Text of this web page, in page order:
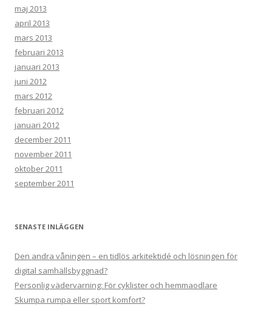
maj 2013
april 2013
mars 2013
februari 2013
januari 2013
juni 2012
mars 2012
februari 2012
januari 2012
december 2011
november 2011
oktober 2011
september 2011
SENASTE INLÄGGEN
Den andra våningen – en tidlös arkitektidé och lösningen för
digital samhällsbyggnad?
Personlig vädervarning: För cyklister och hemmaodlare
Skumpa rumpa eller sport komfort?